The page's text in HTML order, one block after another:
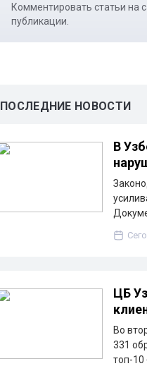
Комментировать статьи на
публикации.
ПОСЛЕДНИЕ НОВОСТИ
В
ЦБ
Во
331
топ-10